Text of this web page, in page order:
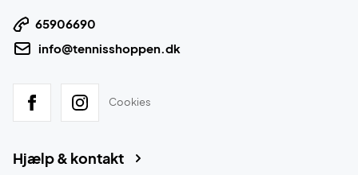
65906690
info@tennisshoppen.dk
Cookies
Hjælp & kontakt